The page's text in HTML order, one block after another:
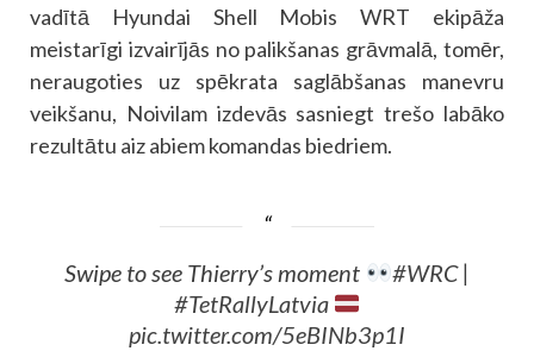
vadītā Hyundai Shell Mobis WRT ekipāža
meistarīgi izvairījās no palikšanas grāvmalā, tomēr,
neraugoties uz spēkrata saglābšanas manevru
veikšanu, Noivilam izdevās sasniegt trešo labāko
rezultātu aiz abiem komandas biedriem.
Swipe to see Thierry’s moment #WRC|
#TetRallyLatvia
pic.twitter.com/5eBINb3p1I